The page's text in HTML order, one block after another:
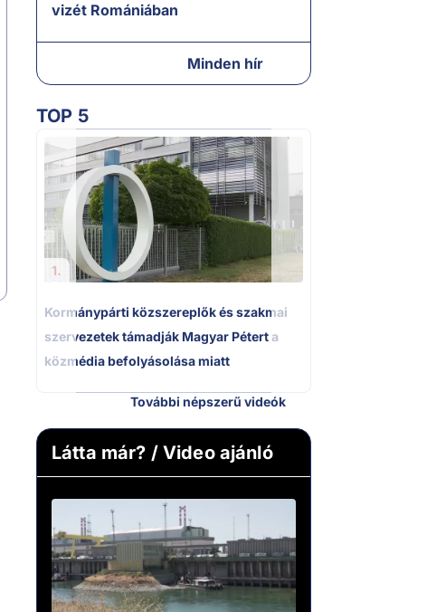
vizét Romániában
Minden hír
TOP 5
1.
Kormánypárti közszereplők és szakmai
szervezetek támadják Magyar Pétert a
közmédia befolyásolása miatt
További népszerű videók
Látta már? / Video ajánló